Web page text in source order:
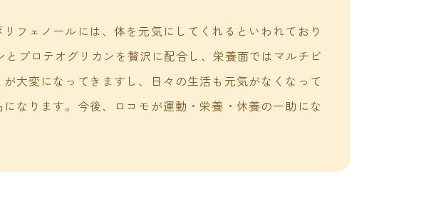
フェノールには、体を元気にしてくれるといわれており
プロテオグリカンを贅沢に配合し、栄養面ではマルチビ
大変になってきますし、日々の生活も元気がなくなって
なります。今後、ロコモが運動・栄養・休養の一助にな